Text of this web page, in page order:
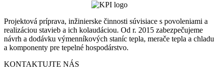
Projektová príprava, inžinierske činnosti súvisiace s povoleniami a
realizáciou stavieb a ich kolaudáciou. Od r. 2015 zabezpečujeme
návrh a dodávku výmenníkových staníc tepla, merače tepla a chladu
a komponenty pre tepelné hospodárstvo.
KONTAKTUJTE NÁS